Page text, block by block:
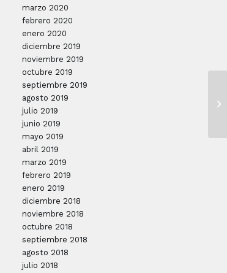
marzo 2020
febrero 2020
enero 2020
diciembre 2019
noviembre 2019
octubre 2019
septiembre 2019
agosto 2019
julio 2019
junio 2019
mayo 2019
abril 2019
marzo 2019
febrero 2019
enero 2019
diciembre 2018
noviembre 2018
octubre 2018
septiembre 2018
agosto 2018
julio 2018